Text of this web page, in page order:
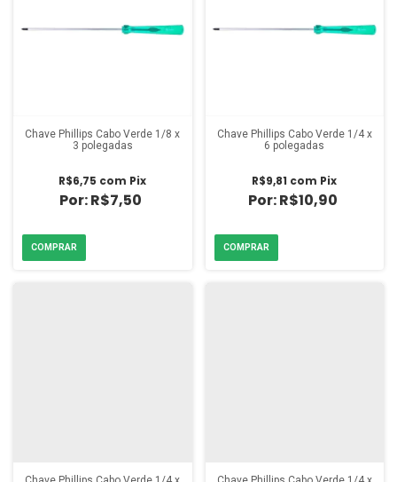
Chave Phillips Cabo Verde 1/8 x
3 polegadas
R$7,50
R$6,75 com Pix
Chave Phillips Cabo Verde 1/4 x
6 polegadas
R$10,90
R$9,81 com Pix